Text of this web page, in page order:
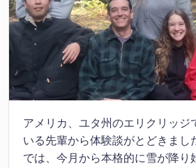
アメリカ、ユタ州のエリクリッジ
いる先輩から体験談がとどきまし
では、今月から本格的に雪が降り